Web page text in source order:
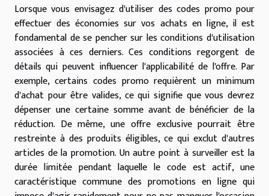
Lorsque vous envisagez d'utiliser des codes promo pour
effectuer des économies sur vos achats en ligne, il est
fondamental de se pencher sur les conditions d'utilisation
associées à ces derniers. Ces conditions regorgent de
détails qui peuvent influencer l'applicabilité de l'offre. Par
exemple, certains codes promo requièrent un minimum
d'achat pour être valides, ce qui signifie que vous devrez
dépenser une certaine somme avant de bénéficier de la
réduction. De même, une offre exclusive pourrait être
restreinte à des produits éligibles, ce qui exclut d'autres
articles de la promotion. Un autre point à surveiller est la
durée limitée pendant laquelle le code est actif, une
caractéristique commune des promotions en ligne qui